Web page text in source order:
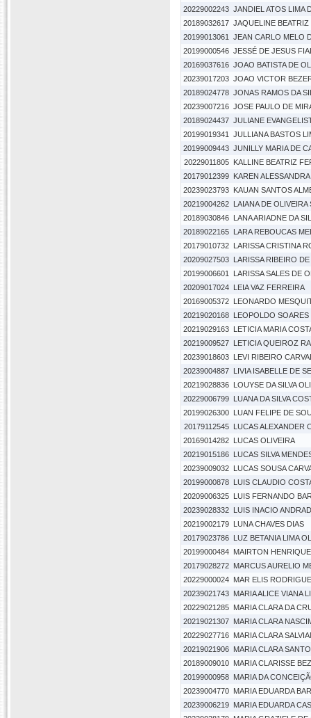
20229002243 JANDIEL ATOS LIMA
20189032617 JAQUELINE BEATRIZ
20199013061
JEAN CARLO MELO
20199000546 JESSÉ DE JESUS
20169037616 JOAO BATISTA DE
20239017203 JOAO VICTOR
20189024778 JONAS RAMOS DA
20239007216 JOSE PAULO DE
20189024437 JULIANE
20199019341
JULLIANA BASTOS
20199009443 JUNILLY MARIA DE
20229011805
KALLINE BEATRIZ
20179012399 KAREN
20239023793 KAUAN SANTOS
20219004262 LAIANA DE OLIVEIRA
20189030846 LANA ARIADNE DA
20189022165 LARA REBOUCAS
20179010732 LARISSA CRISTINA
20209027503 LARISSA RIBEIRO
20199006601
LARISSA SALES DE
20209017024 LEIA VAZ FERREIRA
20169005372 LEONARDO
20219020168 LEOPOLDO
20219029163 LETICIA MARIA
20219009527 LETICIA QUEIROZ
20239018603 LEVI RIBEIRO
20239004887 LIVIA ISABELLE DE
20219028836 LOUYSE DA SILVA
20229006799 LUANA DA SILVA
20199026300 LUAN FELIPE DE
20179112545
LUCAS ALEXANDER
20169014282 LUCAS OLIVEIRA
20219015186 LUCAS SILVA
20239009032 LUCAS SOUSA
20199000878 LUIS CLAUDIO
20209006325 LUIS FERNANDO
20239028332 LUIS INACIO
20219002179 LUNA CHAVES DIAS
20179023786 LUZ BETANIA LIMA
20199000484 MAIRTON
20179028272 MARCUS AURELIO
20229000024 MAR ELIS
20239021743 MARIA ALICE VIANA
20229021285 MARIA CLARA DA
20219021307 MARIA CLARA
20229027716 MARIA CLARA
20219021906 MARIA CLARA
20189009010 MARIA CLARISSE
20199000958 MARIA DA
20239004770 MARIA EDUARDA
20239006219 MARIA EDUARDA